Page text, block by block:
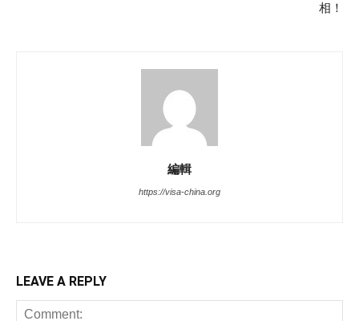
相！
編輯
https://visa-china.org
LEAVE A REPLY